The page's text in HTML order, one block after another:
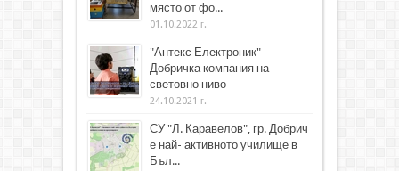
място от фо...
01.10.2022 г.
"Антекс Електроник"-
Добричка компания на
световно ниво
24.10.2021 г.
СУ "Л. Каравелов", гр. Добрич
е най- активното училище в
Бъл...